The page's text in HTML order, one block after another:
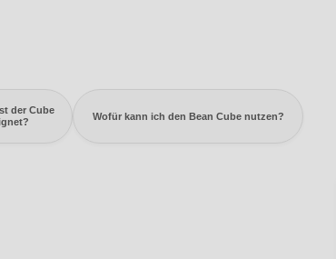
der Cube
Wofür kann ich den Bean Cube nutzen?